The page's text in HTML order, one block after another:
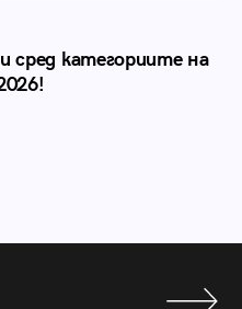
сред категориите на